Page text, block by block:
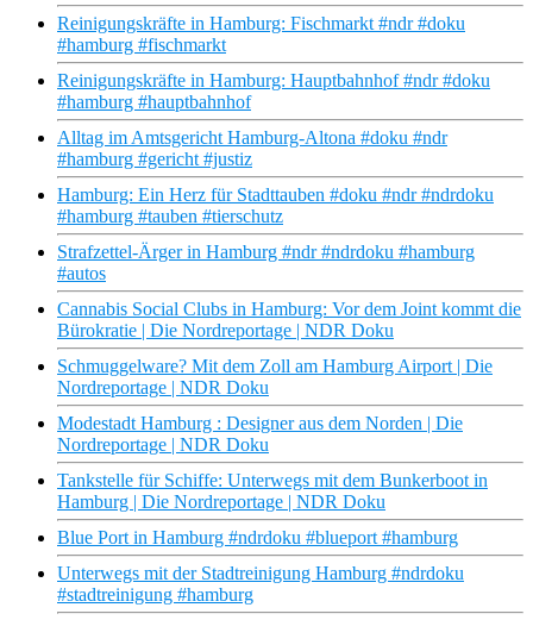
Reinigungskräfte in Hamburg: Fischmarkt #ndr #doku
#hamburg #fischmarkt
Reinigungskräfte in Hamburg: Hauptbahnhof #ndr #doku
#hamburg #hauptbahnhof
Alltag im Amtsgericht Hamburg-Altona #doku #ndr
#hamburg #gericht #justiz
Hamburg: Ein Herz für Stadttauben #doku #ndr #ndrdoku
#hamburg #tauben #tierschutz
Strafzettel-Ärger in Hamburg #ndr #ndrdoku #hamburg
#autos
Cannabis Social Clubs in Hamburg: Vor dem Joint kommt die
Bürokratie | Die Nordreportage | NDR Doku
Schmuggelware? Mit dem Zoll am Hamburg Airport | Die
Nordreportage | NDR Doku
Modestadt Hamburg : Designer aus dem Norden | Die
Nordreportage | NDR Doku
Tankstelle für Schiffe: Unterwegs mit dem Bunkerboot in
Hamburg | Die Nordreportage | NDR Doku
Blue Port in Hamburg #ndrdoku #blueport #hamburg
Unterwegs mit der Stadtreinigung Hamburg #ndrdoku
#stadtreinigung #hamburg